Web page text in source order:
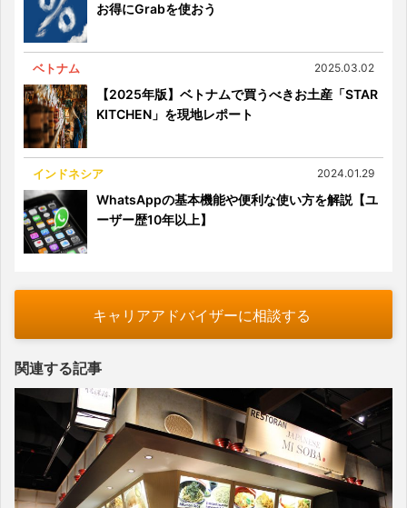
お得にGrabを使おう
ベトナム 2025.03.02
【2025年版】ベトナムで買うべきお土産「STAR
KITCHEN」を現地レポート
インドネシア 2024.01.29
WhatsAppの基本機能や便利な使い方を解説【ユ
ーザー歴10年以上】
キャリアアドバイザーに相談する
関連する記事